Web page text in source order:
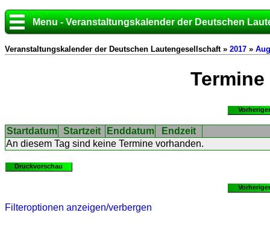
Menu - Veranstaltungskalender der Deutschen
Veranstaltungskalender der Deutschen Lautengesellschaft » 2017 »
Termine
Startdatum Startzeit Enddatum
Endzeit
An diesem Tag sind keine Termine vorhanden.
Druckvorschau
Filteroptionen anzeigen/verbergen